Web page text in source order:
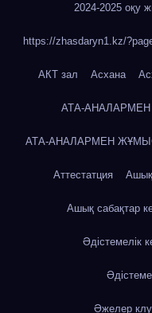
2024-2025 оқу
https://zhasdaryn1.kz/
АКТ зал Асхана
АТА-АНАЛАРМЕН
АТА-АНАЛАРМЕН ЖҰМЫС
Аттестатция Ашық
Ашық сабақтар
Әдістемелік
Әжелер